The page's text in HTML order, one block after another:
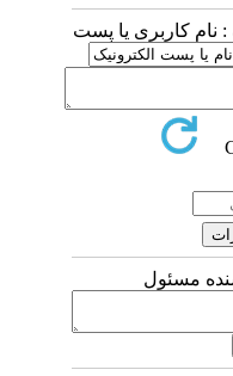
نام کاربری یا پست
مسئول